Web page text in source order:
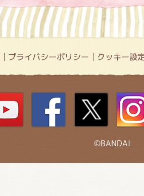
プライバシーポリシー クッキー設
©BANDAI